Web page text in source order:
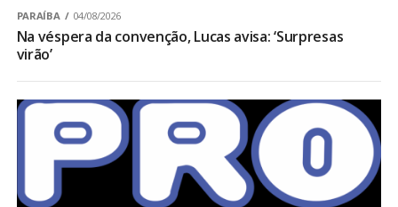
PARAÍBA 04/08/2026
Na véspera da convenção, Lucas avisa: ‘Surpresas
virão’